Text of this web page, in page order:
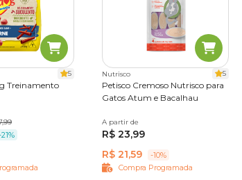
5
Treinamento
Nutrisco 5
Petisco Cremoso Nutrisco para
Gatos Atum e Bacalhau
56 g
A partir de
R$ 23,99
R$ 21,59
-10%
Compra Programada